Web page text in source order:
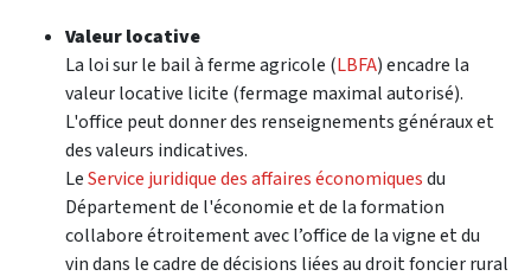
Valeur locative
La loi sur le bail à ferme agricole (LBFA) encadre la
valeur locative licite (fermage maximal autorisé).
L'office peut donner des renseignements généraux et
des valeurs indicatives.
LeService juridique des affaires économiquesdu
Département de l'économie et de la formation
collabore étroitement avec l’office de la vigne et du
vindans le cadre de décisions liées au droit foncier rural